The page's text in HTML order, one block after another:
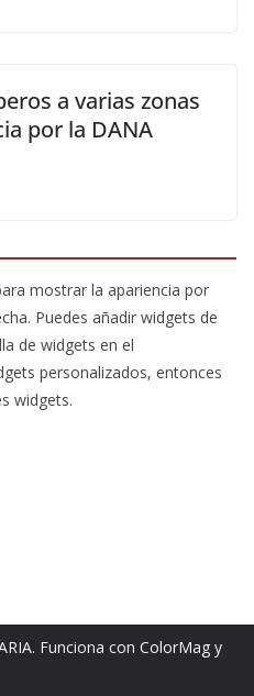
a varias zonas
por la DANA
mostrar la apariencia por
Puedes añadir widgets de
de widgets en el
personalizados, entonces
widgets.
. Funciona con ColorMag y